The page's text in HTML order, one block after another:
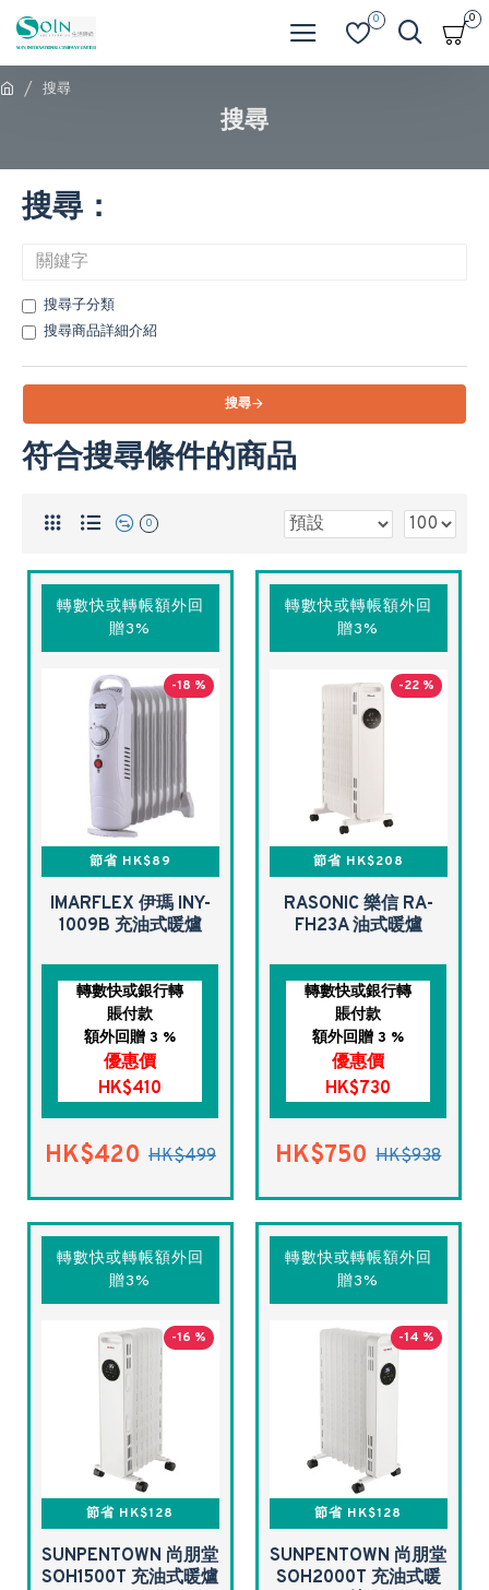
0 0
搜尋
搜尋
搜尋：
搜尋子分類
搜尋商品詳細介紹
搜尋
符合搜尋條件的商品
0
轉數快或轉帳額外回
贈3%
-18 %
節省 HK$89
IMARFLEX 伊瑪 INY-
1009B 充油式暖爐
轉數快或銀行轉
賬付款
額外回贈 3 %
優惠價
HK$410
HK$420 HK$499
轉數快或轉帳額外回
贈3%
-22 %
節省 HK$208
RASONIC 樂信 RA-
FH23A 油式暖爐
轉數快或銀行轉
賬付款
額外回贈 3 %
優惠價
HK$730
HK$750 HK$938
轉數快或轉帳額外回
贈3%
-16 %
節省 HK$128
SUNPENTOWN 尚朋堂
SOH1500T 充油式暖爐
轉數快或轉帳額外回
贈3%
-14 %
節省 HK$128
SUNPENTOWN 尚朋堂
SOH2000T 充油式暖